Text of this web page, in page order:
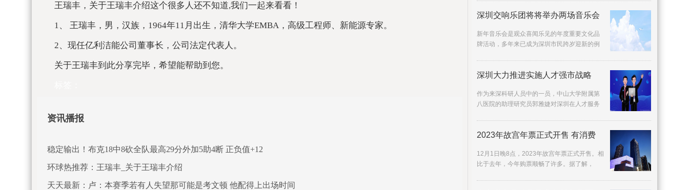
王瑞丰，关于王瑞丰介绍这个很多人还不知道,我们一起来看看！
1、 王瑞丰，男，汉族，1964年11月出生，清华大学EMBA，高级工程师、新能源专家。
2、现任亿利洁能公司董事长，公司法定代表人。
关于王瑞丰到此分享完毕，希望能帮助到您。
资讯播报
稳定输出！布克18中8砍全队最高29分外加5助4断 正负值+12
环球热推荐：王瑞丰_关于王瑞丰介绍
天天最新：卢：本赛季若有人失望那可能是考文顿 他配得上出场时间
深圳交响乐团将将举办两场音乐会
新年音乐会是观众喜闻乐见的年度重要文化品
牌活动，多年来已成为深圳市民跨岁迎新的例
深圳大力推进实施人才强市战略
作为来深科研人员中的一员，中山大学附属第
八医院的助理研究员郭雅婕对深圳在人才服务
2023年故宫年票正式开售 有消费
12月1日晚8点，2023年故宫年票正式开售。相
比于去年，今年购票顺畅了许多。据了解，